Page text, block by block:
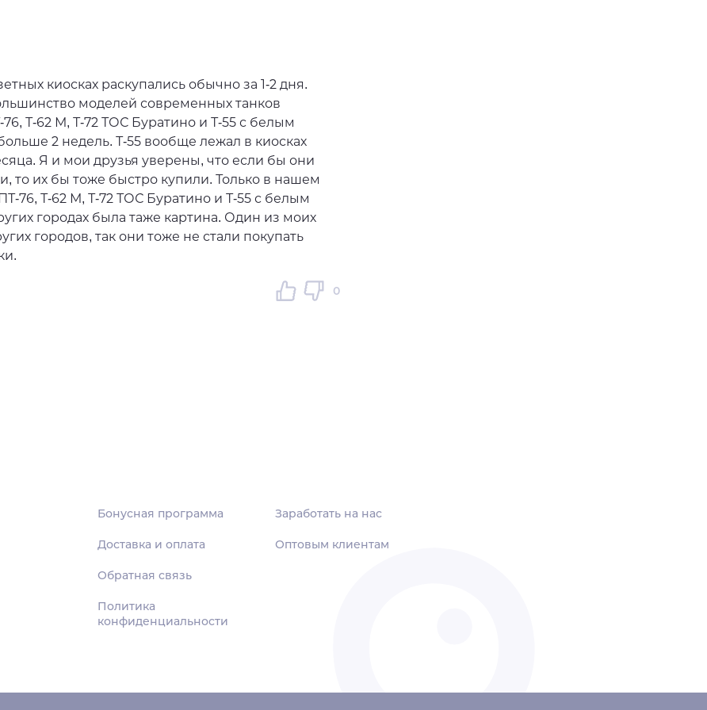
киосках раскупались обычно за 1-2 дня.
моделей современных танков
Т-62 М, Т-72 ТОС Буратино и Т-55 с белым
2 недель. Т-55 вообще лежал в киосках
Я и мои друзья уверены, что если бы они
то их бы тоже быстро купили. Только в нашем
76, Т-62 М, Т-72 ТОС Буратино и Т-55 с белым
городах была таже картина. Один из моих
городов, так они тоже не стали покупать
0
Бонусная программа
Доставка и оплата
Обратная связь
Политика
конфиденциальности
Заработать на нас
Оптовым клиентам